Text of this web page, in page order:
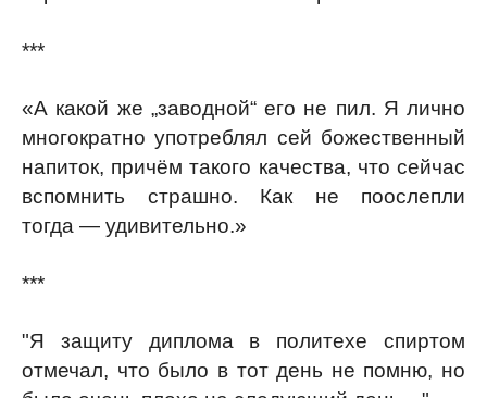
***
«А какой же „заводной“ его не пил. Я лично
многократно употреблял сей божественный
напиток, причём такого качества, что сейчас
вспомнить страшно. Как не поослепли
тогда — удивительно.»
***
"Я защиту диплома в политехе спиртом
отмечал, что было в тот день не помню, но